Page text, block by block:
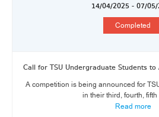
14/04/2025 - 07/05/
Completed
A competition is being announced for
in their third, fourth, fifth
Read more